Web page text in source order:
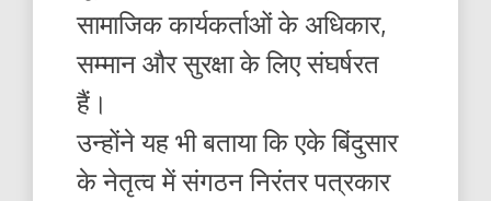
सामाजिक कार्यकर्ताओं के अधिकार,
सम्मान और सुरक्षा के लिए संघर्षरत
हैं।
उन्होंने यह भी बताया कि एके बिंदुसार
के नेतृत्व में संगठन निरंतर पत्रकार